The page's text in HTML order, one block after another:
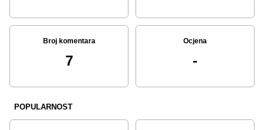
Broj komentara
7
Ocjena
-
POPULARNOST